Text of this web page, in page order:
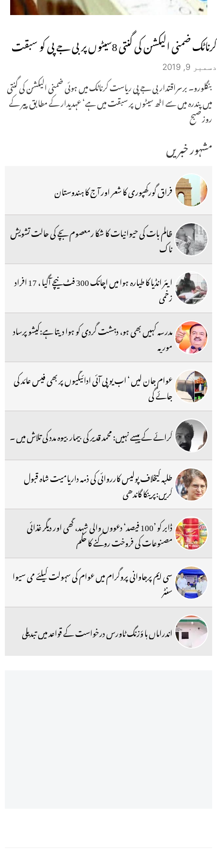
کرناٹک ضمنی الیکشن کی گنتی 8سیٹوں پر بی جے پی کو سبقت
دسمبر 9, 2019
بنگلورو۔ برسراقتدار بی جے پی ریاست کرناٹک میں ہوئی ضمنی الیکشن کی گنتی
میں پندرہ میں سے اٹھ سیٹوں پر سبقت میں ہے‘ عہدیدار کے مطابق پیر کے
روز صبح
مشہور خبریں
فراق گورکھپوری کا شعر اور آج کا ہندوستان
ظالم بات کی حیوانیات کا شکا رمعصوم بچے کی حالت تشویش
ناک
ایئر انڈیا کا طیارہ ہوا میں اچانک 300 فٹ نیچے آگیا ، 17 افراد
زخمی
مدرسہ کہیں بھی ہو، دہشت گردی کو ہوا دیتا ہے:کیشو پرساد
موریہ
عوام جان لیں ‘ اب یو پی آئی ادائیگیوں پر بھی فیس عائد کی
جائے گی
کرائے کے پیسے نہیں: محمد قدیر کی بیمار بیوہ مدد کی تلاش میں ۔
طلبہ کیخلاف پولیس کارروائی کی ذمہ داریامیت شاہ قبول
کریں:پرینکا گاندھی
ڈابر کو ’100 فیصد‘ دعووں والی شہد، گھی اور دیگر غذائی
مصنوعات کی فروخت روکنے کا حکم
سی ایم پرجاوانی پروگرام میں عوام کی سہولت کیلئے می سیوا
سنٹر
اندراماں ہا ؤزنگ ٹاورس درخواست کے قواعد میں تبدیلی